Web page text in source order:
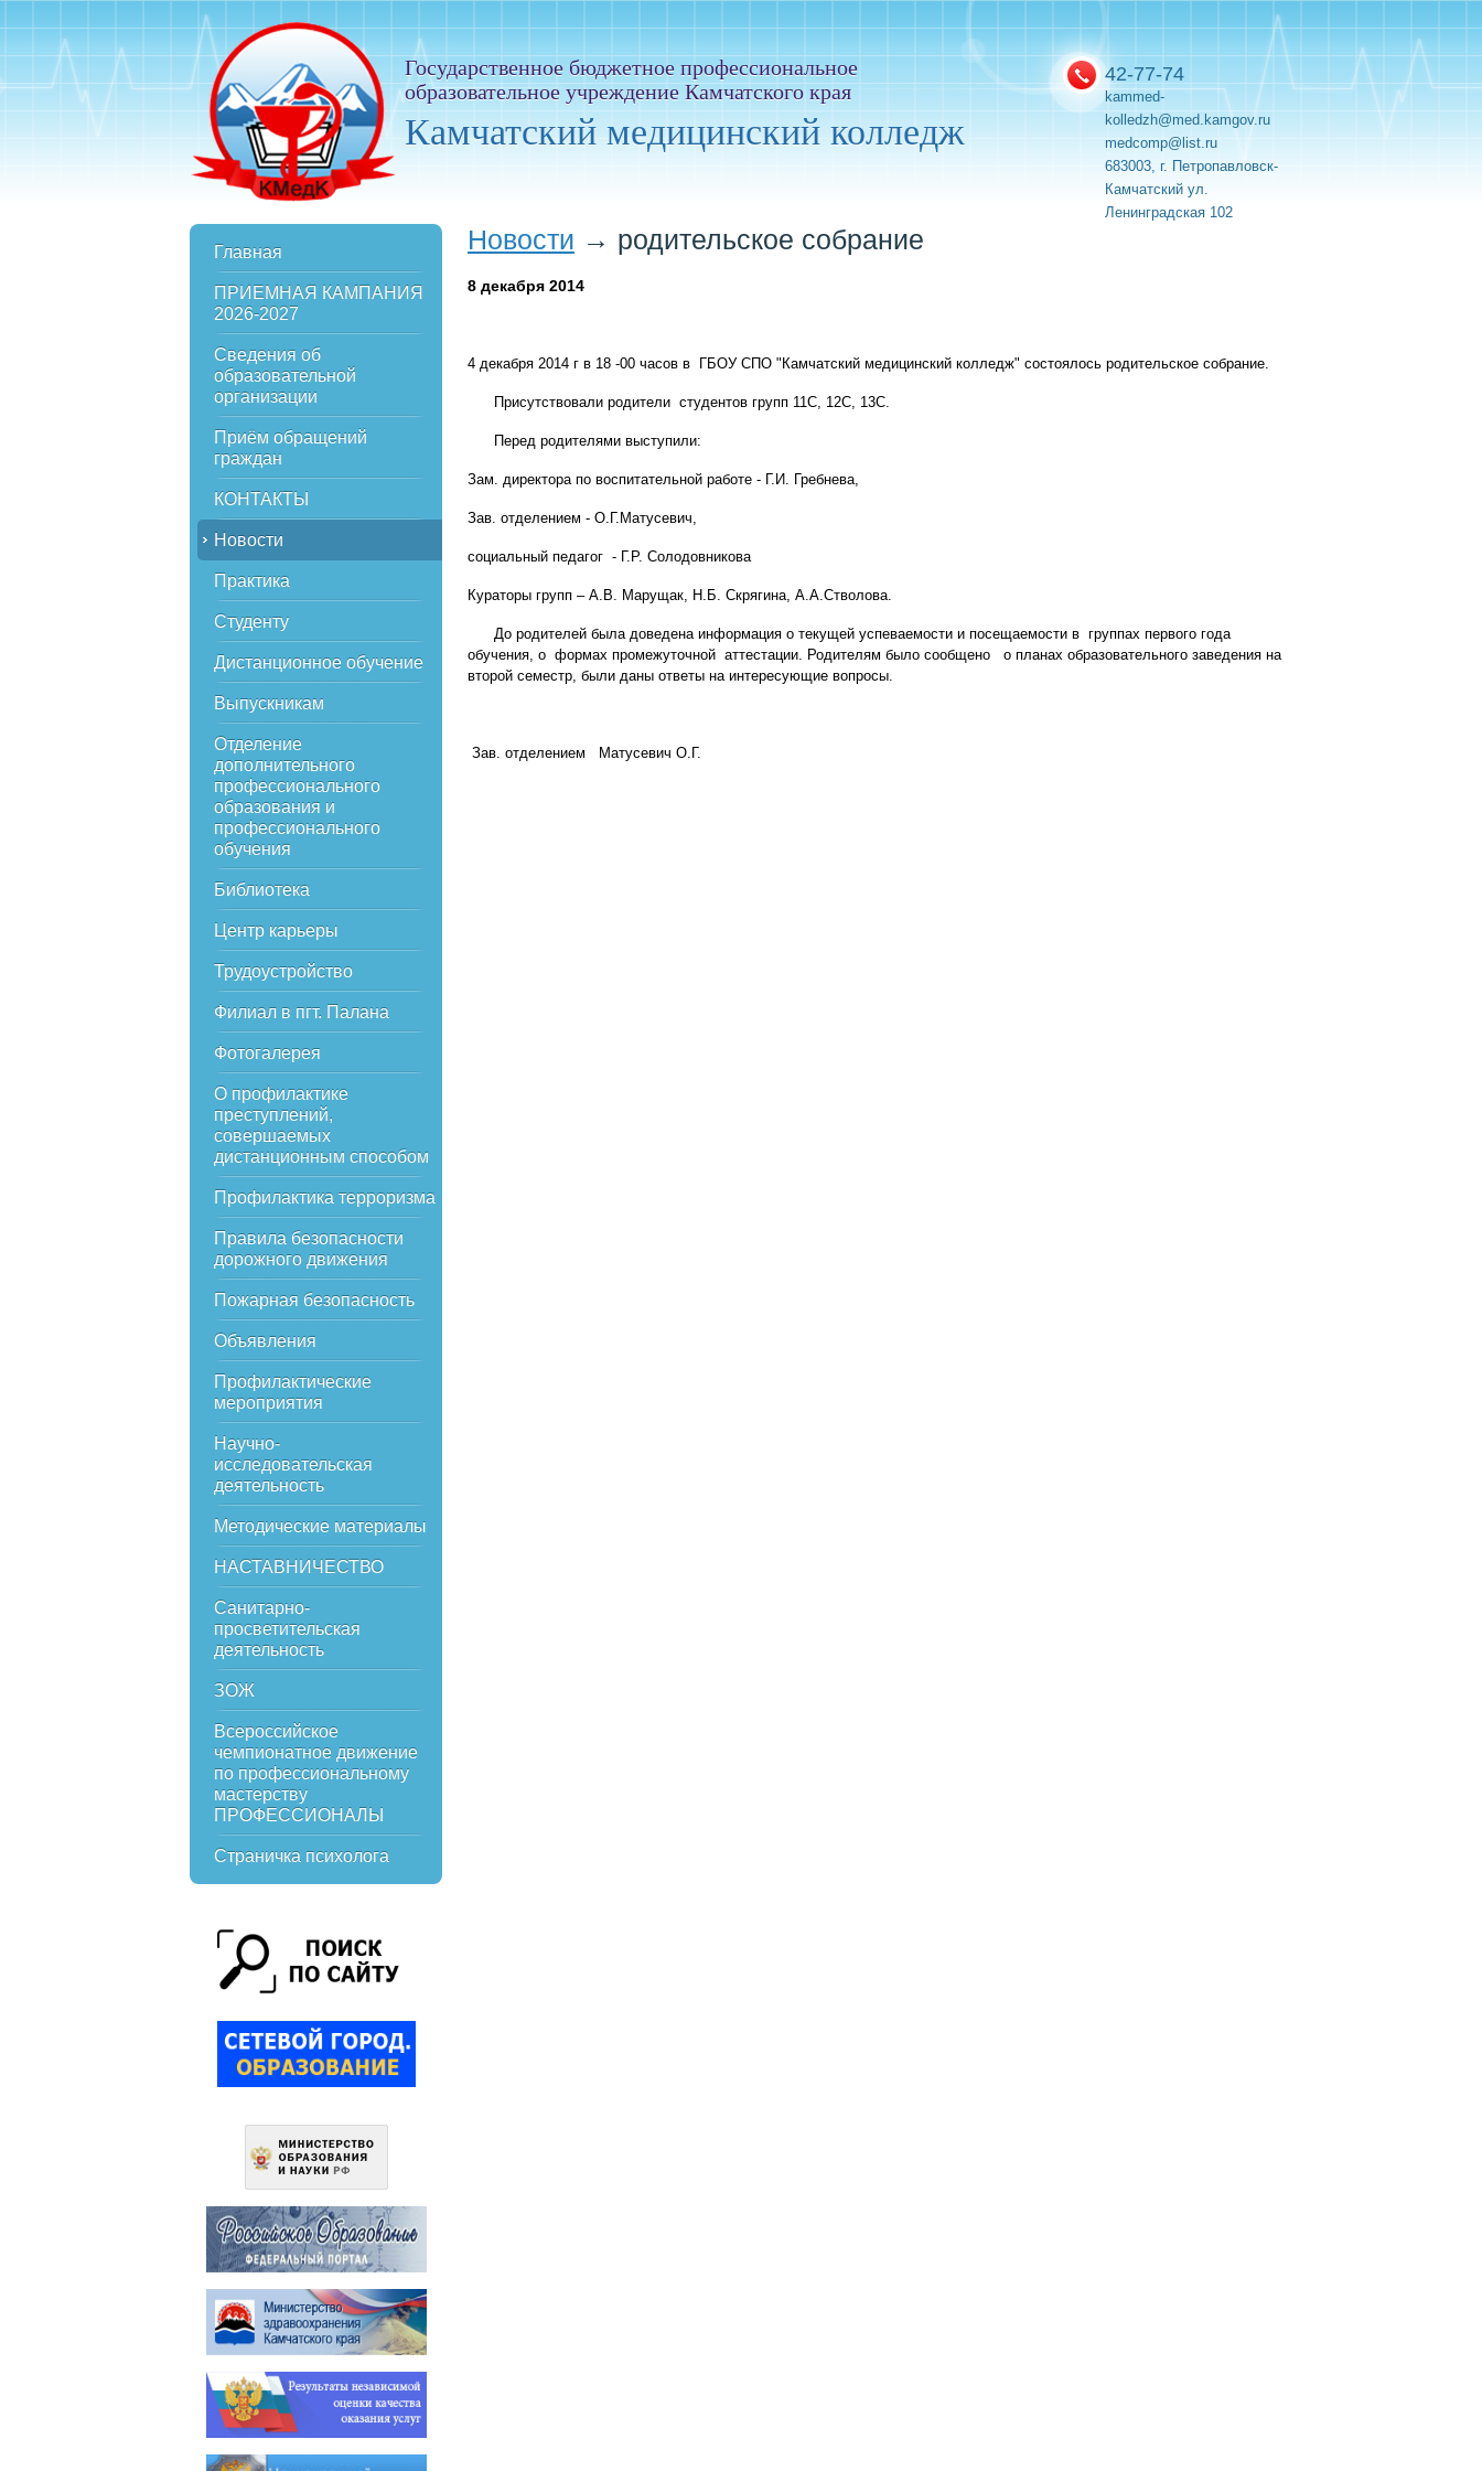
Государственное бюджетное профессиональное
образовательное учреждение Камчатского края
Камчатский медицинский колледж
42-77-74
kammed-
kolledzh@med.kamgov.ru
medcomp@list.ru
683003, г. Петропавловск-
Камчатский ул.
Ленинградская 102
Главная
ПРИЕМНАЯ КАМПАНИЯ
2026-2027
Сведения об
образовательной
организации
Приём обращений
граждан
КОНТАКТЫ
Новости
Практика
Студенту
Дистанционное обучение
Выпускникам
Отделение
дополнительного
профессионального
образования и
профессионального
обучения
Библиотека
Центр карьеры
Трудоустройство
Филиал в пгт. Палана
Фотогалерея
О профилактике
преступлений,
совершаемых
дистанционным способом
Профилактика терроризма
Правила безопасности
дорожного движения
Пожарная безопасность
Объявления
Профилактические
мероприятия
Научно-
исследовательская
деятельность
Методические материалы
НАСТАВНИЧЕСТВО
Санитарно-
просветительская
деятельность
ЗОЖ
Всероссийское
чемпионатное движение
по профессиональному
мастерству
ПРОФЕССИОНАЛЫ
Страничка психолога
Новости → родительское собрание
8 декабря 2014
4 декабря 2014 г в 18 -00 часов в ГБОУ СПО "Камчатский медицинский колледж" состоялось родительское собрание.
Присутствовали родители студентов групп 11С, 12С, 13С.
Перед родителями выступили:
Зам. директора по воспитательной работе - Г.И. Гребнева,
Зав. отделением - О.Г.Матусевич,
социальный педагог - Г.Р. Солодовникова
Кураторы групп – А.В. Марущак, Н.Б. Скрягина, А.А.Стволова.
До родителей была доведена информация о текущей успеваемости и посещаемости в группах первого года
обучения, о формах промежуточной аттестации. Родителям было сообщено о планах образовательного заведения на
второй семестр, были даны ответы на интересующие вопросы.
Зав. отделением Матусевич О.Г.